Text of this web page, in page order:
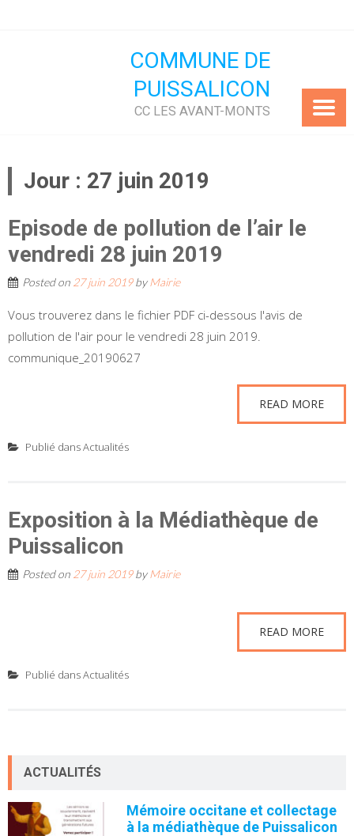
COMMUNE DE
PUISSALICON
CC LES AVANT-MONTS
Jour : 27 juin 2019
Episode de pollution de l’air le
vendredi 28 juin 2019
Posted on 27 juin 2019byMairie
Vous trouverez dans le fichier PDF ci-dessous l'avis de
pollution de l'air pour le vendredi 28 juin 2019.
communique_20190627
READ MORE
Publié dansActualités
Exposition à la Médiathèque de
Puissalicon
Posted on 27 juin 2019byMairie
READ MORE
Publié dansActualités
ACTUALITÉS
Mémoire occitane et collectage
à la médiathèque de Puissalicon